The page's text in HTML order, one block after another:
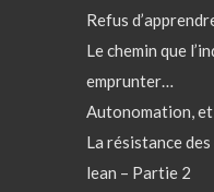
Refus
Le chemin que
emprunter…
Autonomation, et
La résistance
lean – Partie 2